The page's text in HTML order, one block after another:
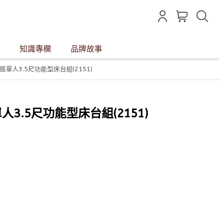
知識專欄 品牌故事
單人3.5尺功能型床台組(2151)
3.5尺功能型床台組(2151)